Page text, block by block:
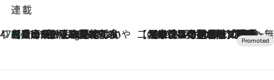
連載
47都道府県の手みやげ ひんやりスイーツで夏を満喫
11 Hours Ago
【兵庫県】この夏絶対食べたい 冷やしておいしいおやつ3選 淡路島の恵みをジェラートに集約 【CREA×星野リゾート】唯一無二。癒しと発見が待つ場所へ
2026.8.7
【トンボの足水浴】ヒノキの香りに包まれて涼感マックス！約13℃の湧水かけ流しを避暑地「星野温泉 トンボの湯」で体験